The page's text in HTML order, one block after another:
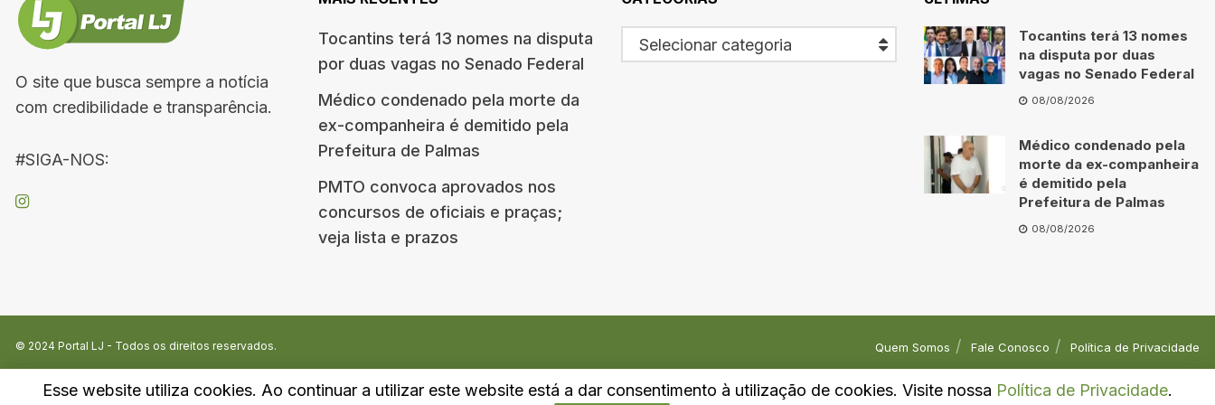
O site que busca sempre a notícia
com credibilidade e transparência.
#SIGA-NOS:
Tocantins terá 13 nomes na disputa
por duas vagas no Senado Federal
Médico condenado pela morte da
ex-companheira é demitido pela
Prefeitura de Palmas
PMTO convoca aprovados nos
concursos de oficiais e praças;
veja lista e prazos
Selecionar categoria
Tocantins terá 13 nomes
na disputa por duas
vagas no Senado Federal
08/08/2026
Médico condenado pela
morte da ex-companheira
é demitido pela
Prefeitura de Palmas
08/08/2026
Quem Somos Fale Conosco Política de Privacidade
© 2024 Portal LJ - Todos os direitos reservados.
Esse website utiliza cookies. Ao continuar a utilizar este website está a dar consentimento à utilização de cookies. Visite nossa Política de Privacidade.